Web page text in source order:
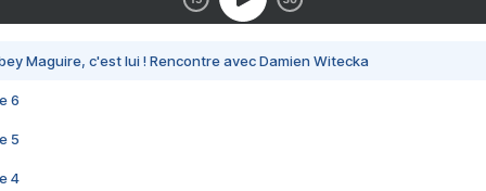
Maguire, c'est lui ! Rencontre avec Damien Witecka
6
5
4